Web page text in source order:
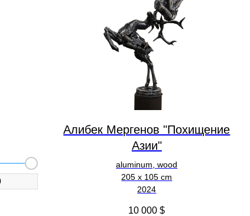
Алибек Мергенов "Похищение
Азии"
aluminum, wood
205 х 105 cm
2024
10 000 $